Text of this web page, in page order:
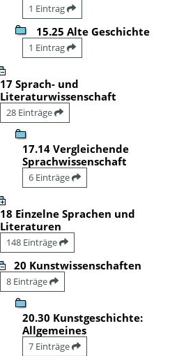
1 Eintrag
15.25 Alte Geschichte
1 Eintrag
17 Sprach- und
Literaturwissenschaft
28 Einträge
17.14 Vergleichende
Sprachwissenschaft
6 Einträge
18 Einzelne Sprachen und
Literaturen
148 Einträge
20 Kunstwissenschaften
8 Einträge
20.30 Kunstgeschichte:
Allgemeines
7 Einträge